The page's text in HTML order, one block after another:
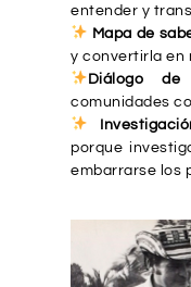
entender y
Mapa de
y convertirla en
Diálogo de
comunidades
porque
embarrarse los